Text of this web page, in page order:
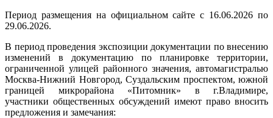
Период размещения на официальном сайте с 16.06.2026 по
29.06.2026.
В период проведения экспозиции документации по внесению
изменений в документацию по планировке территории,
ограниченной улицей районного значения, автомагистралью
Москва-Нижний Новгород, Суздальским проспектом, южной
границей микрорайона «Питомник» в г.Владимире,
участники общественных обсуждений имеют право вносить
предложения и замечания: